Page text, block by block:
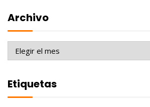
Archivo
Archivo
Etiquetas